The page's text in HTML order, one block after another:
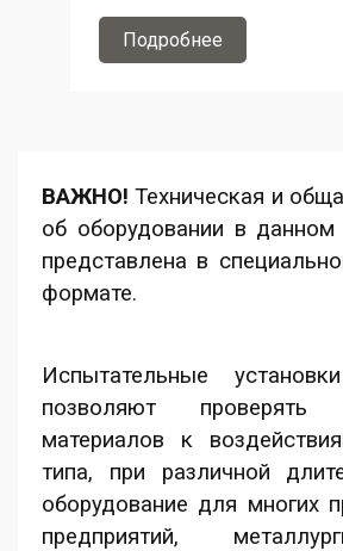
рабочих и экстремальных
Подробнее
ВАЖНО! Техническая и
об оборудовании в данном
представлена в
формате.
Испытательные
позволяют проверять
материалов к
типа, при различной
оборудование для многих
предприятий,